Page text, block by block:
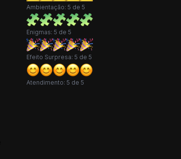
Ambientação: 5 de 5
Enigmas: 5 de 5
Efeito Surpresa: 5 de 5
Atendimento: 5 de 5